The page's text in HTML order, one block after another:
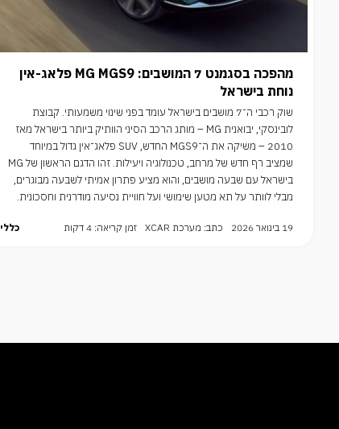
מהפכה בסגמנט 7 המושבים: MG MGS9 פלאג-אין
נוחת בישראל
שוק רכבי ה־7 מושבים בישראל עומד בפני שינוי משמעותי. קבוצת
לובינסקי, יבואנית MG – מותג הרכב הסיני הוותיק ביותר בישראל מאז
2010 – משיקה את ה־MGS9 החדש, SUV פלאג־אין גדול במיוחד
שמציב רף חדש של מרחב, טכנולוגיה ויעילות. זהו הדגם הראשון של MG
בישראל עם שבעה מושבים, והוא מציע פתרון אמיתי לשבעה מבוגרים,
מבלי לוותר על תא מטען שימושי ועל חוויית נסיעה מודרנית וחסכונית.
19 בינואר 2026 כתב: מערכת XCAR זמן קריאה: 4 דקות כללי